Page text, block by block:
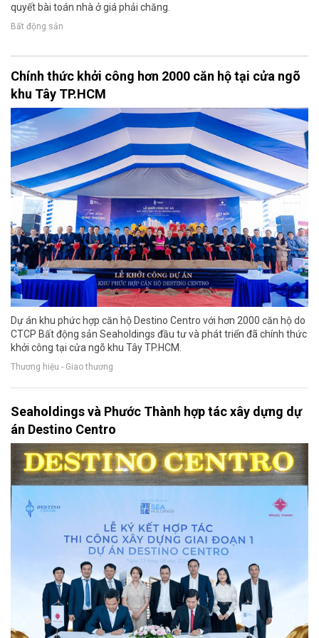
quyết bài toán nhà ở giá phải chăng.
Bất động sản
Chính thức khởi công hơn 2000 căn hộ tại cửa ngõ
khu Tây TP.HCM
Dự án khu phức hợp căn hộ Destino Centro với hơn 2000 căn hộ do
CTCP Bất động sản Seaholdings đầu tư và phát triển đã chính thức
khởi công tại cửa ngõ khu Tây TP.HCM.
Thương hiệu - Giao thương
Seaholdings và Phước Thành hợp tác xây dựng dự
án Destino Centro